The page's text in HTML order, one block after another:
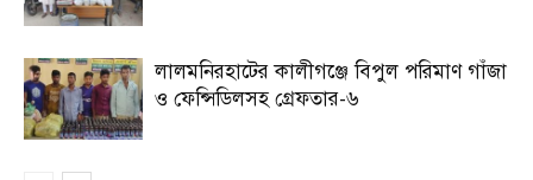
লালমনিরহাটের কালীগঞ্জে বিপুল পরিমাণ গাঁজা
ও ফেন্সিডিলসহ গ্রেফতার-৬